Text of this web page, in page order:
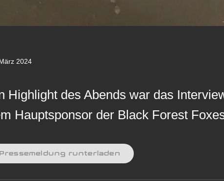
2024
Highlight des Abends war das
Hauptsponsor der Black Forest
Pressemeldung runterladen